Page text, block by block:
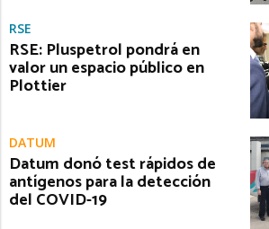
RSE
RSE: Pluspetrol pondrá en
valor un espacio público en
Plottier
DATUM
Datum donó test rápidos de
antígenos para la detección
del COVID-19